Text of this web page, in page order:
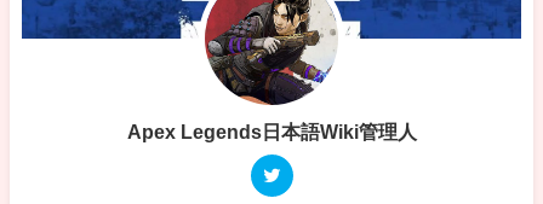
Apex Legends日本語Wiki管理人